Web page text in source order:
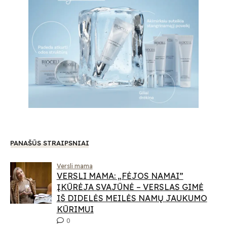
PANAŠŪS STRAIPSNIAI
Versli mama
VERSLI MAMA: „FĖJOS NAMAI”
ĮKŪRĖJA SVAJŪNĖ – VERSLAS GIMĖ
IŠ DIDELĖS MEILĖS NAMŲ JAUKUMO
KŪRIMUI
0